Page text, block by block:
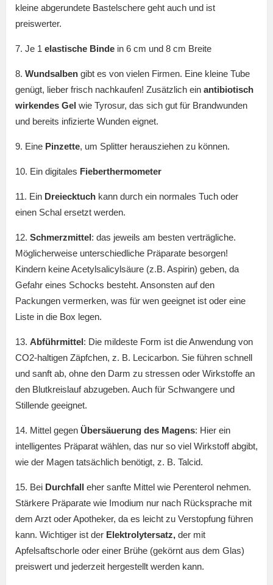
kleine abgerundete Bastelschere geht auch und ist
preiswerter.
7. Je 1 elastische Binde in 6 cm und 8 cm Breite
8. Wundsalben gibt es von vielen Firmen. Eine kleine Tube
genügt, lieber frisch nachkaufen! Zusätzlich ein antibiotisch
wirkendes Gel wie Tyrosur, das sich gut für Brandwunden
und bereits infizierte Wunden eignet.
9. Eine Pinzette, um Splitter herausziehen zu können.
10. Ein digitales Fieberthermometer
11. Ein Dreiecktuch kann durch ein normales Tuch oder
einen Schal ersetzt werden.
12. Schmerzmittel: das jeweils am besten verträgliche.
Möglicherweise unterschiedliche Präparate besorgen!
Kindern keine Acetylsalicylsäure (z.B. Aspirin) geben, da
Gefahr eines Schocks besteht. Ansonsten auf den
Packungen vermerken, was für wen geeignet ist oder eine
Liste in die Box legen.
13. Abführmittel: Die mildeste Form ist die Anwendung von
CO2-haltigen Zäpfchen, z. B. Lecicarbon. Sie führen schnell
und sanft ab, ohne den Darm zu stressen oder Wirkstoffe an
den Blutkreislauf abzugeben. Auch für Schwangere und
Stillende geeignet.
14. Mittel gegen Übersäuerung des Magens: Hier ein
intelligentes Präparat wählen, das nur so viel Wirkstoff abgibt,
wie der Magen tatsächlich benötigt, z. B. Talcid.
15. Bei Durchfall eher sanfte Mittel wie Perenterol nehmen.
Stärkere Präparate wie Imodium nur nach Rücksprache mit
dem Arzt oder Apotheker, da es leicht zu Verstopfung führen
kann. Wichtiger ist der Elektrolytersatz, der mit
Apfelsaftschorle oder einer Brühe (gekörnt aus dem Glas)
preiswert und jederzeit hergestellt werden kann.